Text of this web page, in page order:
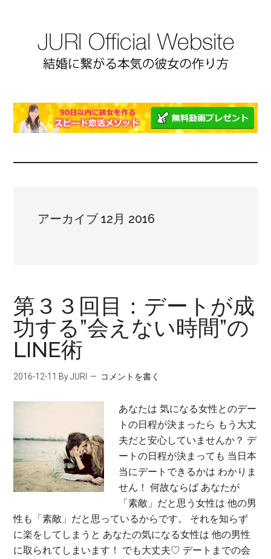
アーカイブ 12月 2016
第３３回目：デートが成
功する”会えない時間”の
LINE術
2016-12-11 By JURI コメントを書く
あなたは 気になる女性とのデー
トの日程が決まったら もう大丈
夫だと安心していませんか？ デ
ートの日程が決まっても 当日本
当にデートできるかは わかりま
せん！ 何故ならば あなたが
「素敵」だと思う女性は 他の男
性も「素敵」だと思っているからです。 それを知らず
に楽をしてしまうと あなたの気になる女性は 他の男性
に取られてしまいます！ でも大丈夫♡ デートまでの会